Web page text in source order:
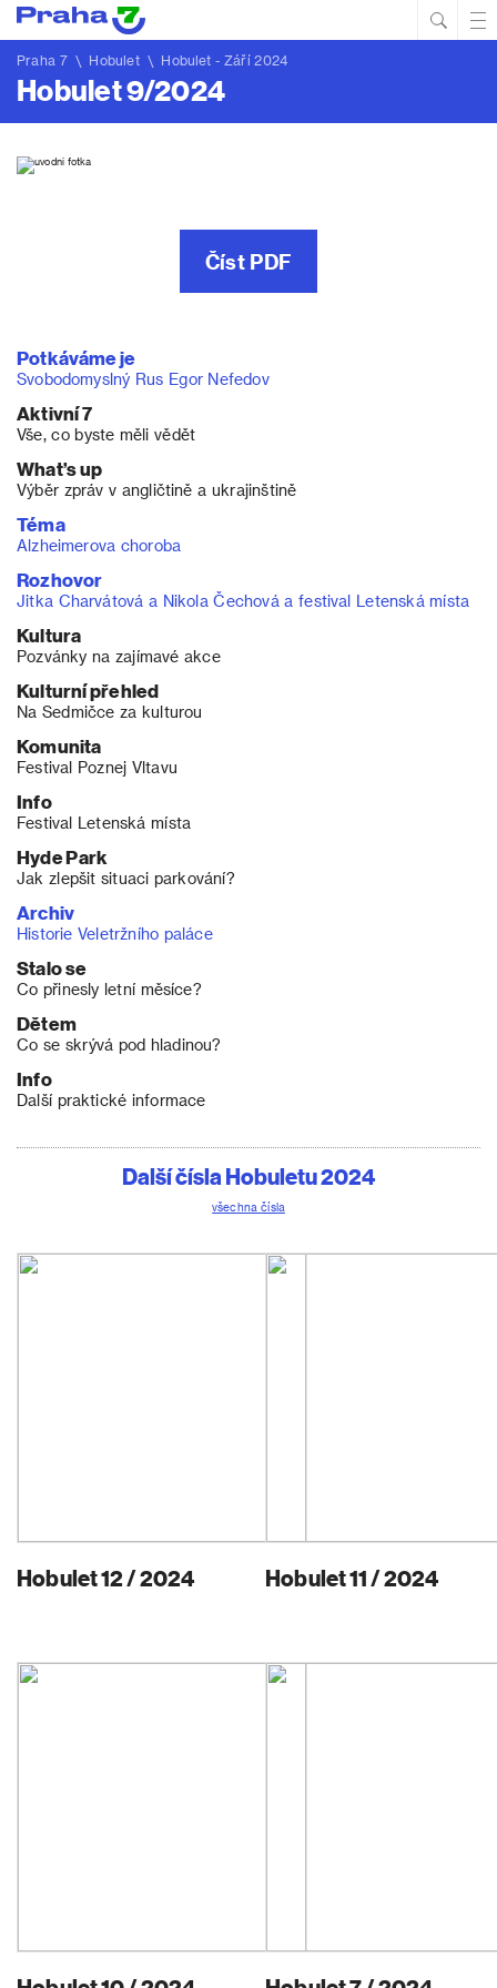
Praha 7\ Hobulet\ Hobulet - Září 2024
Hobulet 9/2024
Číst PDF
Potkáváme je
Svobodomyslný Rus Egor Nefedov
Aktivní 7
Vše, co byste měli vědět
What’s up
Výběr zpráv v angličtině a ukrajinštině
Téma
Alzheimerova choroba
Rozhovor
Jitka Charvátová a Nikola Čechová a festival Letenská místa
Kultura
Pozvánky na zajímavé akce
Kulturní přehled
Na Sedmičce za kulturou
Komunita
Festival Poznej Vltavu
Info
Festival Letenská místa
Hyde Park
Jak zlepšit situaci parkování?
Archiv
Historie Veletržního paláce
Stalo se
Co přinesly letní měsíce?
Dětem
Co se skrývá pod hladinou?
Info
Další praktické informace
Další čísla Hobuletu 2024
všechna čísla
Hobulet 12 / 2024 Hobulet 11 / 2024